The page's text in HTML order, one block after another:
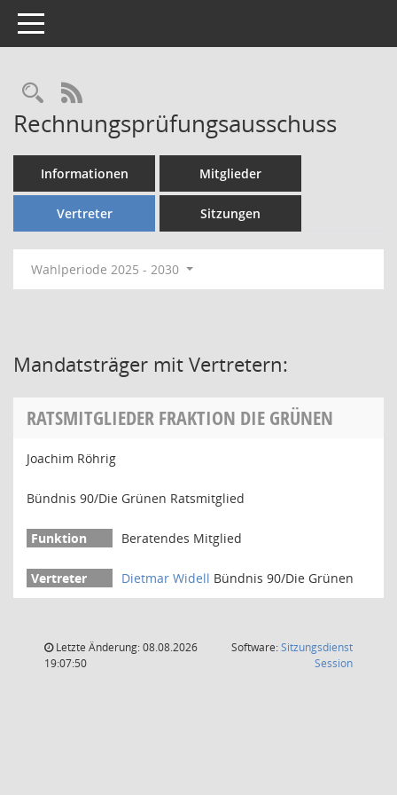
Toggle navigation
Rechercheauswahl
RSS-Feed
Rechnungsprüfungsausschuss
Informationen Mitglieder
Vertreter Sitzungen
Wahlperiode 2025 - 2030
Mandatsträger mit Vertretern:
RATSMITGLIEDER FRAKTION DIE GRÜNEN
Joachim Röhrig
Bündnis 90/Die Grünen Ratsmitglied
Beratendes Mitglied
Dietmar Widell Bündnis 90/Die Grünen
Letzte Änderung: 08.08.2026
19:07:50
Software:Sitzungsdienst
Session(Wird in